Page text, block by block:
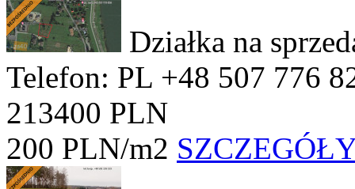
Działka na
Telefon: PL +48 507 776
213400 PLN
200 PLN/m2